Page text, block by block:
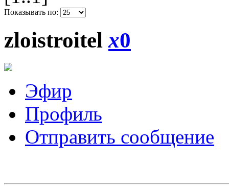
Показывать по:
zloistroitelx0
Эфир
Профиль
Отправить сообщение